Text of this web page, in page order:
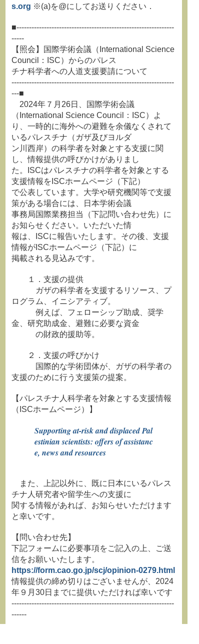
s.org ※(a)を@にしてお送りください．
■---------------------------------------------------------------
-----
【照会】国際学術会議（International Science
Council：ISC）からのパレス
チナ科学者への人道支援要請について
-----------------------------------------------------------------
---■
2024年７月26日、国際学術会議
（International Science Council：ISC）よ
り、一時的に海外への避難を余儀なくされて
いるパレスチナ（ガザ及びヨルダ
ン川西岸）の科学者を対象とする支援に関
し、情報提供の呼びかけがありまし
た。ISCはパレスチナの科学者を対象とする
支援情報をISCホームページ（下記）
で公表しています。大学や研究機関等で支援
策がある場合には、日本学術会議
事務局国際業務担当（下記問い合わせ先）に
お知らせください。いただいた情
報は、ISCに報告いたします。その後、支援
情報がISCホームページ（下記）に
掲載される見込みです。
１．支援の提供
ガザの科学者を支援するリソース、プ
ログラム、イニシアティブ。
例えば、フェローシップ助成、奨学
金、研究助成金、避難に必要な資金
の財政的援助等。
２．支援の呼びかけ
国際的な学術団体が、ガザの科学者の
支援のために行う支援策の提案。
【パレスチナ人科学者を対象とする支援情報
（ISCホームページ）】
Supporting at-risk and displaced Pal
estinian scientists: offers of assistanc
e, news and resources
また、上記以外に、既に日本にいるパレス
チナ人研究者や留学生への支援に
関する情報があれば、お知らせいただけます
と幸いです。
【問い合わせ先】
下記フォームに必要事項をご記入の上、ご送
信をお願いいたします。
https://form.cao.go.jp/scj/opinion-0279.html
情報提供の締め切りはございませんが、2024
年９月30日までに提供いただければ幸いです
-----------------------------------------------------------------
------